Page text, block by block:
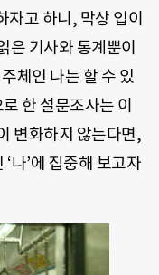
자고 하니, 막상 입이
은 기사와 통계뿐이
체인 나는 할 수 있
한 설문조사는 이
변화하지 않는다면,
나’에 집중해 보고자